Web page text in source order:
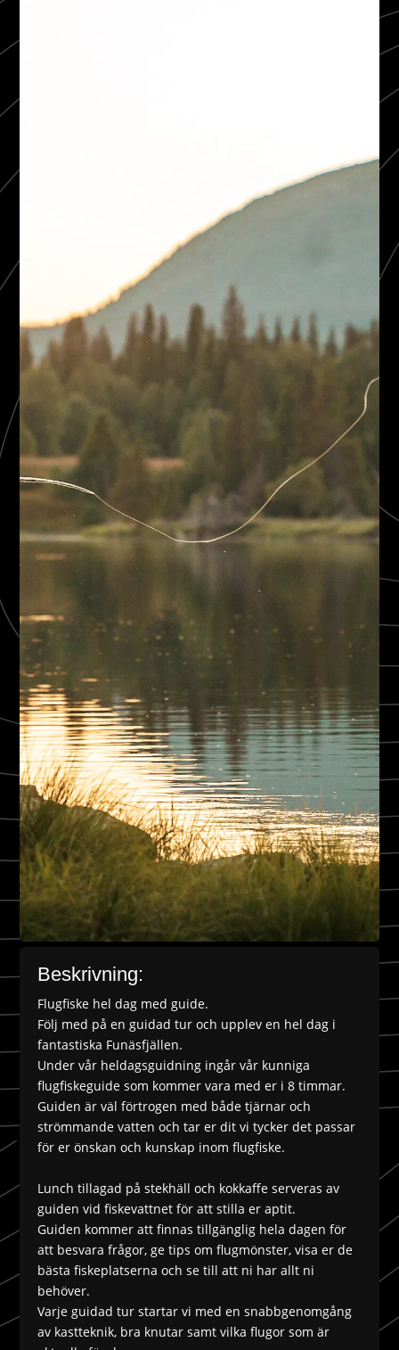
Beskrivning:
Flugfiske hel dag med guide.
Följ med på en guidad tur och upplev en hel dag i
fantastiska Funäsfjällen.
Under vår heldagsguidning ingår vår kunniga
flugfiskeguide som kommer vara med er i 8 timmar.
Guiden är väl förtrogen med både tjärnar och
strömmande vatten och tar er dit vi tycker det passar
för er önskan och kunskap inom flugfiske.
Lunch tillagad på stekhäll och kokkaffe serveras av
guiden vid fiskevattnet för att stilla er aptit.
Guiden kommer att finnas tillgänglig hela dagen för
att besvara frågor, ge tips om flugmönster, visa er de
bästa fiskeplatserna och se till att ni har allt ni
behöver.
Varje guidad tur startar vi med en snabbgenomgång
av kastteknik, bra knutar samt vilka flugor som är